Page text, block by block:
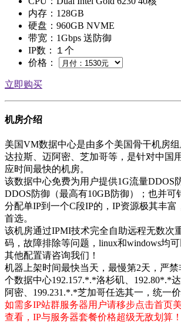
内存：128GB
硬盘：960GB NVME
带宽：1Gbps 送防御
IP数：１个
价格：
立即购买
机房介绍
美国VM数据中心是由多个美国骨干机房组
达拉斯、迈阿密、芝加哥等，是针对中国
应时间最快的机房。
该数据中心免费为用户提供1G流量DDOS
DDOS防御（最高有10GB防御）；也并可
分配单IP到一个C段IP的，IP资源极其丰富
首选。
该机房通过IPMI技术完全自助远程无数次
码，故障排除等问题，linux和windows均
其他配置请咨询我们！
机器上架时间最快当天，最慢第2天，严
个数据中心192.157.*.*洛杉矶、192.80*.*
阿密、199.231.*.*芝加哥任选其一，统一价
如需多IP站群服务器用户请移步点击首页
查看，IP与服务器套餐价格超级无敌划算！